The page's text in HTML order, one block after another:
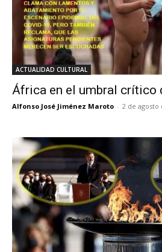
ACTUALIDAD CULTURAL
África en el umbral crítico
Alfonso José Jiménez Maroto - 2 de agosto